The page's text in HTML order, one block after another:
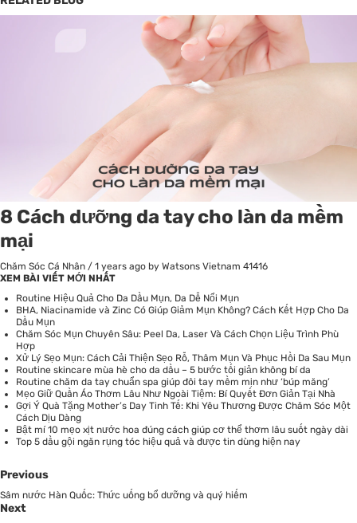
8 Cách dưỡng da tay cho làn da mềm
mại
Chăm Sóc Cá Nhân / 1 years ago by Watsons Vietnam 41416
XEM BÀI VIẾT MỚI NHẤT
Routine Hiệu Quả Cho Da Dầu Mụn, Da Dễ Nổi Mụn
BHA, Niacinamide và Zinc Có Giúp Giảm Mụn Không? Cách Kết Hợp Cho Da
Dầu Mụn
Chăm Sóc Mụn Chuyên Sâu: Peel Da, Laser Và Cách Chọn Liệu Trình Phù
Hợp
Xử Lý Sẹo Mụn: Cách Cải Thiện Sẹo Rỗ, Thâm Mụn Và Phục Hồi Da Sau Mụn
Routine skincare mùa hè cho da dầu – 5 bước tối giản không bí da
Routine chăm da tay chuẩn spa giúp đôi tay mềm mịn như ‘búp măng’
Mẹo Giữ Quần Áo Thơm Lâu Như Ngoài Tiệm: Bí Quyết Đơn Giản Tại Nhà
Gợi Ý Quà Tặng Mother’s Day Tinh Tế: Khi Yêu Thương Được Chăm Sóc Một
Cách Dịu Dàng
Bật mí 10 mẹo xịt nước hoa đúng cách giúp cơ thể thơm lâu suốt ngày dài
Top 5 dầu gội ngăn rụng tóc hiệu quả và được tin dùng hiện nay
Previous
Sâm nước Hàn Quốc: Thức uống bổ dưỡng và quý hiếm
Next